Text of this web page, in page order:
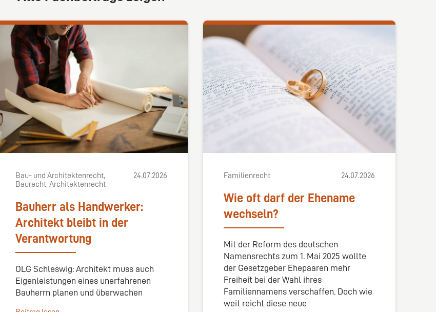
Bau- und Architektenrecht,
Baurecht, Architektenrecht
24.07.2026
Bauherr als Handwerker:
Architekt bleibt in der
Verantwortung
OLG Schleswig: Architekt muss auch
Eigenleistungen eines unerfahrenen
Bauherrn planen und überwachen
Familienrecht 24.07.2026
Wie oft darf der Ehename
wechseln?
Mit der Reform des deutschen
Namensrechts zum 1. Mai 2025 wollte
der Gesetzgeber Ehepaaren mehr
Freiheit bei der Wahl ihres
Familiennamens verschaffen. Doch wie
weit reicht diese neue